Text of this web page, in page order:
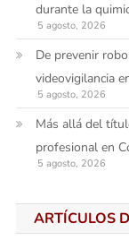
durante la
5 agosto, 2026
De prevenir
videovigilancia
5 agosto, 2026
Más allá del
profesional en
5 agosto, 2026
ARTÍCULOS